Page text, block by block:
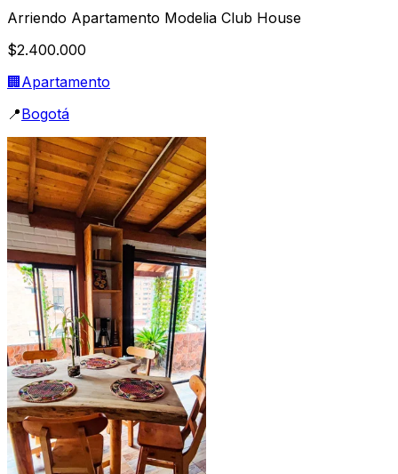
Arriendo Apartamento Modelia Club House
$2.400.000
🏢Apartamento
📍Bogotá